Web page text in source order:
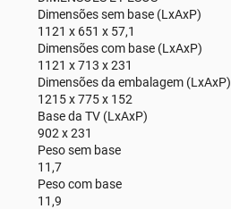
Dimensões sem base (LxAxP)
1121 x 651 x 57,1
Dimensões com base (LxAxP)
1121 x 713 x 231
Dimensões da embalagem (LxAxP)
1215 x 775 x 152
Base da TV (LxAxP)
902 x 231
Peso sem base
11,7
Peso com base
11,9